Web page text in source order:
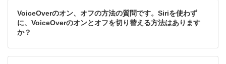
VoiceOverのオン、オフの方法の質問です。Siriを使わず
に、VoiceOverのオンとオフを切り替える方法はあります
か？